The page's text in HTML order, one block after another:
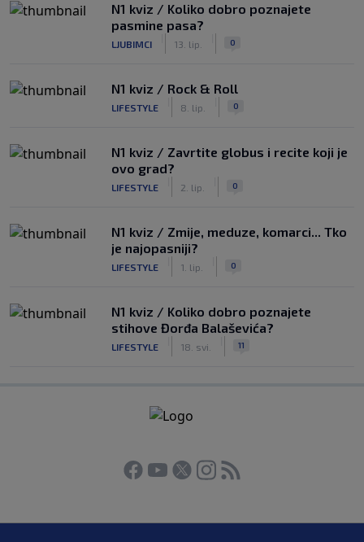
N1 kviz / Koliko dobro poznajete
pasmine pasa?
LJUBIMCI 13. lip. 0
N1 kviz / Rock & Roll
LIFESTYLE 8. lip. 0
N1 kviz / Zavrtite globus i recite koji je
ovo grad?
LIFESTYLE 2. lip. 0
N1 kviz / Zmije, meduze, komarci... Tko
je najopasniji?
LIFESTYLE 1. lip. 0
N1 kviz / Koliko dobro poznajete
stihove Đorđa Balaševića?
LIFESTYLE 18. svi. 11